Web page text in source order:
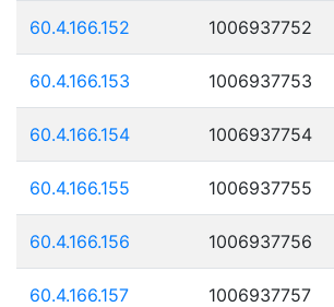
60.4.166.152 1006937752
60.4.166.153 1006937753
60.4.166.154 1006937754
60.4.166.155 1006937755
60.4.166.156 1006937756
60.4.166.157 1006937757